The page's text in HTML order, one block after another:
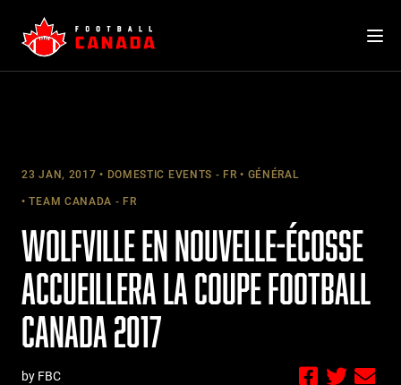
content
23 JAN, 2017 DOMESTIC EVENTS - FR GÉNÉRAL
TEAM CANADA - FR
WOLFVILLE EN NOUVELLE-ÉCOSSE
ACCUEILLERA LA COUPE FOOTBALL
CANADA 2017
by FBC